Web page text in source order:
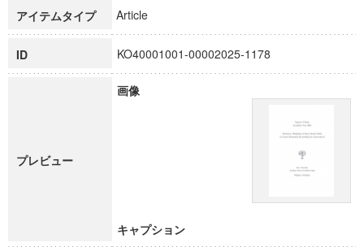
博士課程教育リーディングプログラム「超成熟社会発展のサ
アイテムタイプ Article
ID KO40001001-00002025-1178
プレビュー
画像
キャプション